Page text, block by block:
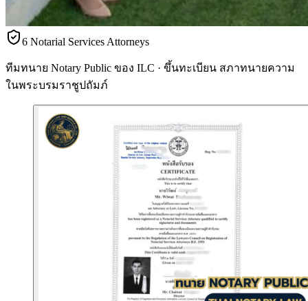
6 Notarial Services Attorneys
ทีมทนาย Notary Public ของ ILC · ขึ้นทะเบียน สภาทนายความ
ในพระบรมราชูปถัมภ์